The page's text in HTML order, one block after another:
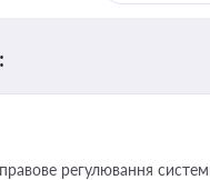
регулювання системи